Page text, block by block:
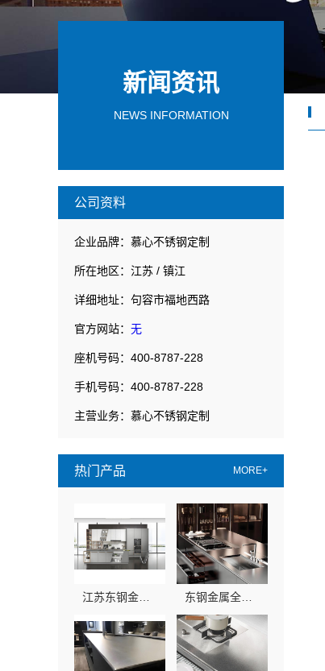
新闻资讯
NEWS INFORMATION
公司资料
企业品牌：慕心不锈钢定制
所在地区：江苏 / 镇江
详细地址：句容市福地西路
官方网站： 无
座机号码：400-8787-228
手机号码：400-8787-228
主营业务：慕心不锈钢定制
热门产品 MORE+